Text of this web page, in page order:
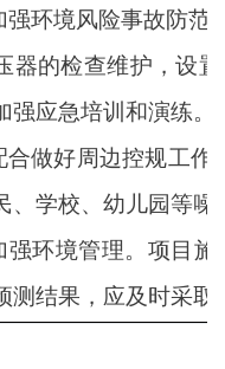
强环境风险事故防范
器的检查维护，设
强应急培训和演练。
合做好周边控规工作
、学校、幼儿园等噪
强环境管理。项目
测结果，应及时采